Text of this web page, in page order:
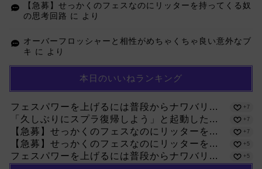
【急募】せっかくのフェスなのにリッターを持ってくる奴
の思考回路 に より
オーバーフロッシャーと相性がめちゃくちゃ良い意外なブ
キ に より
本日のいいねランキング
フェスパワーを上げるには普段からナワバリ... +7
「久しぶりにスプラ復帰しよう」と起動した... +7
【急募】せっかくのフェスなのにリッターを... +7
【急募】せっかくのフェスなのにリッターを... +5
フェスパワーを上げるには普段からナワバリ... +5